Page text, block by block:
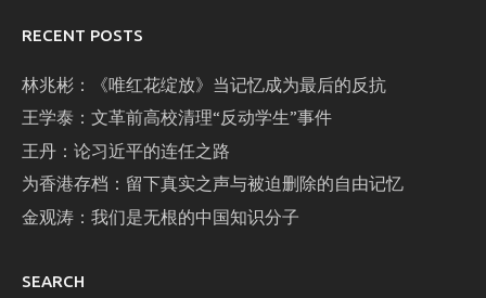
RECENT POSTS
林兆彬：《唯红花绽放》当记忆成为最后的反抗
王学泰：文革前高校清理“反动学生”事件
王丹：论习近平的连任之路
为香港存档：留下真实之声与被迫删除的自由记忆
金观涛：我们是无根的中国知识分子
SEARCH